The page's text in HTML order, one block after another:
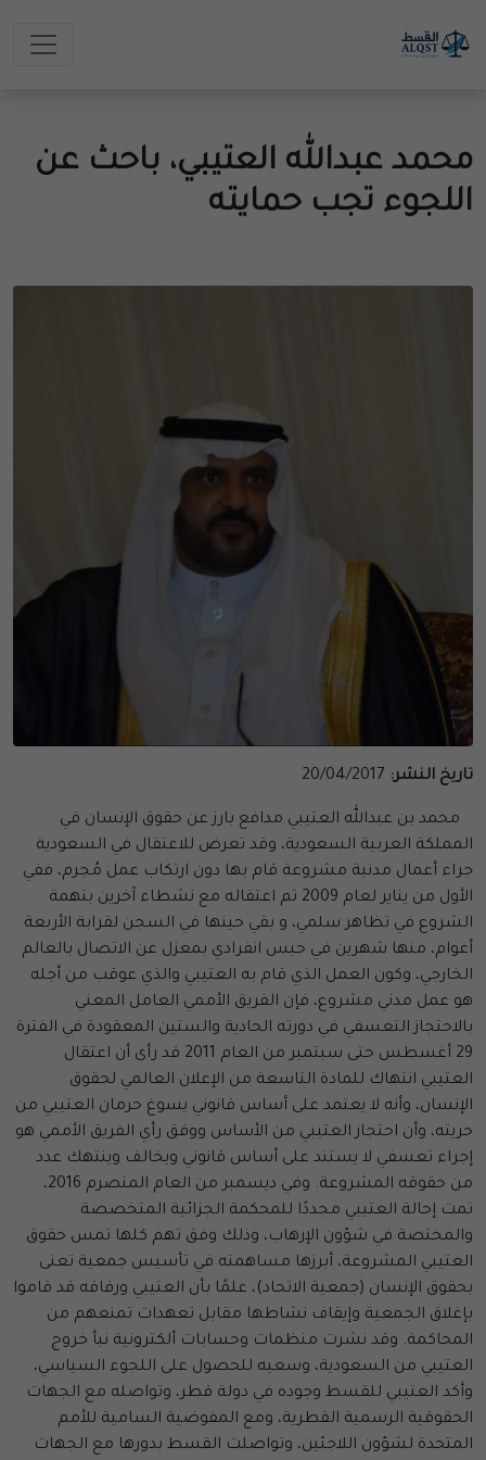
محمد عبدالله العتيبي، باحث عن
اللجوء تجب حمايته
تاريخ النشر:
محمد بن عبدالله العتيبي مدافع بارز عن حقوق الإنسان في
المملكة العربية السعودية، وقد تعرض للاعتقال في السعودية
جراء أعمال مدنية مشروعة قام بها دون ارتكاب عمل مُجرم، ففي
الأول من يناير لعام 2009 تم اعتقاله مع نشطاء آخرين بتهمة
الشروع في تظاهر سلمي، و بقي حينها في السجن لقرابة الأربعة
أعوام، منها شهرين في حبس انفرادي بمعزل عن الاتصال بالعالم
الخارجي، وكون العمل الذي قام به العتيبي والذي عوقب من أجله
هو عمل مدني مشروع، فإن الفريق الأممي العامل المعني
بالاحتجاز التعسفي في دورته الحادية والستين المعقودة في الفترة
29 أغسطس حتى سبتمبر من العام 2011 قد رأى أن اعتقال
العتيبي انتهاك للمادة التاسعة من الإعلان العالمي لحقوق
الإنسان، وأنه لا يعتمد على أساس قانوني يسوغ حرمان العتيبي من
حريته، وأن احتجاز العتيبي من الأساس ووفق رأي الفريق الأممي هو
إجراء تعسفي لا يستند على أساس قانوني ويخالف وينتهك عدد
من حقوقه المشروعة. وفي ديسمبر من العام المنصرم 2016،
تمت إحالة العتيبي مجددًا للمحكمة الجزائية المتخصصة
والمختصة في شؤون الإرهاب، وذلك وفق تهم كلها تمس حقوق
العتيبي المشروعة، أبرزها مساهمته في تأسيس جمعية تعنى
بحقوق الإنسان (جمعية الاتحاد)، علمًا بأن العتيبي ورفاقه قد قاموا
بإغلاق الجمعية وإيقاف نشاطها مقابل تعهدات تمنعهم من
المحاكمة. وقد نشرت منظمات وحسابات ألكترونية نبأ خروج
العتيبي من السعودية، وسعيه للحصول على اللجوء السياسي،
وأكد العتيبي للقسط وجوده في دولة قطر، وتواصله مع الجهات
الحقوقية الرسمية القطرية، ومع المفوضية السامية للأمم
المتحدة لشؤون اللاجئين، وتواصلت القسط بدورها مع الجهات